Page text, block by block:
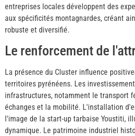
entreprises locales développent des
aux spécificités montagnardes, créant
robuste et diversifié.
Le renforcement de
La présence du Cluster influence
territoires pyrénéens. Les
infrastructures, notamment le transport
échanges et la mobilité. L'installation
l'image de la start-up tarbaise Youstiti,
dynamique. Le patrimoine industriel